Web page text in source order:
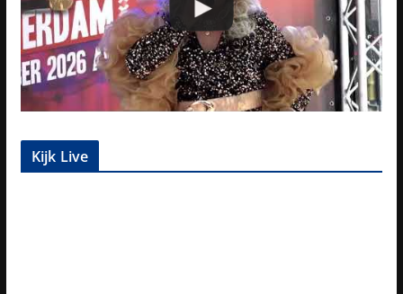
Kijk Live